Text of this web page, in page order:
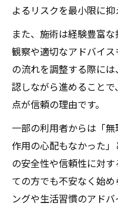
よるリスクを最小限に抑
また、施術は経験豊富
観察や適切なアドバイ
の流れを調整する際に
認しながら進めること
点が信頼の理由です。
一部の利用者からは「
作用の心配もなかった
の安全性や信頼性に対
ての方でも不安なく始
ングや生活習慣のアドバ